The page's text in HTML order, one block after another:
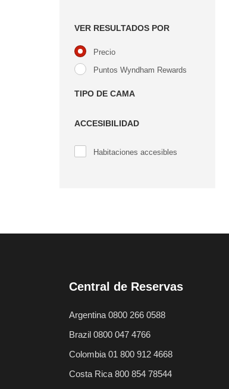
VER RESULTADOS POR
Precio
Puntos Wyndham Rewards
TIPO DE CAMA
ACCESIBILIDAD
Habitaciones accesibles
Central de Reservas
Argentina 0800 266 0588
Brazil 0800 047 4766
Colombia 01 800 912 4668
Costa Rica 800 854 78544